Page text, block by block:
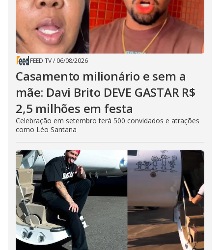
FEED TV/ 06/08/2026
Casamento milionário e sem a
mãe: Davi Brito DEVE GASTAR R$
2,5 milhões em festa
Celebração em setembro terá 500 convidados e atrações
como Léo Santana